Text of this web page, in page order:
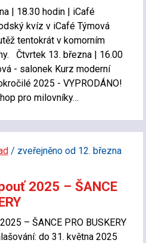
| 18.30 hodin | iCafé
kvíz v iCafé Týmová
tentokrát v komorním
Čtvrtek 13. března | 16.00
- salonek Kurz moderní
2025 - VYPRODÁNO!
pro milovníky…
/ zveřejněno od 12. března
2025 – ŠANCE
– ŠANCE PRO BUSKERY
do 31. května 2025